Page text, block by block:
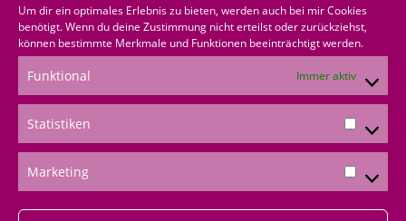
Um dir ein optimales Erlebnis zu bieten, werden auch bei mir Cookies
benötigt. Wenn du deine Zustimmung nicht erteilst oder zurückziehst,
können bestimmte Merkmale und Funktionen beeinträchtigt werden.
Funktional Immer aktiv
Statistiken
Marketing
Shoppingvorteil
Bestellformular
*Produktempfehlungen
*Als Amazon-Partner verdiene ich an qualifizierten
Verkäufen